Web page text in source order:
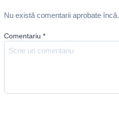
Nu există comentarii aprobate încă.
Comentariu *